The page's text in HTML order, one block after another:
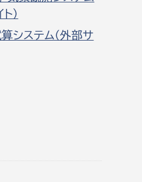
）
システム（外部サ